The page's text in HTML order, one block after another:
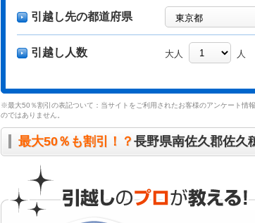
引越し先の都道府県
引越し人数 大人 人
※最大50％割引の表記ついて：当サイトをご利用されたお客様のアンケート情
のではありません。
最大50％も割引！？長野県南佐久郡佐久